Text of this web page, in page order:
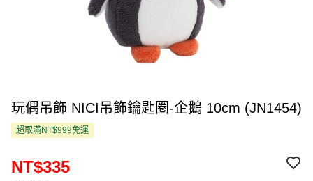
玩偶吊飾 NICI吊飾鑰匙圈-企鵝 10cm (JN1454)
超取滿NT$999免運
NT$335